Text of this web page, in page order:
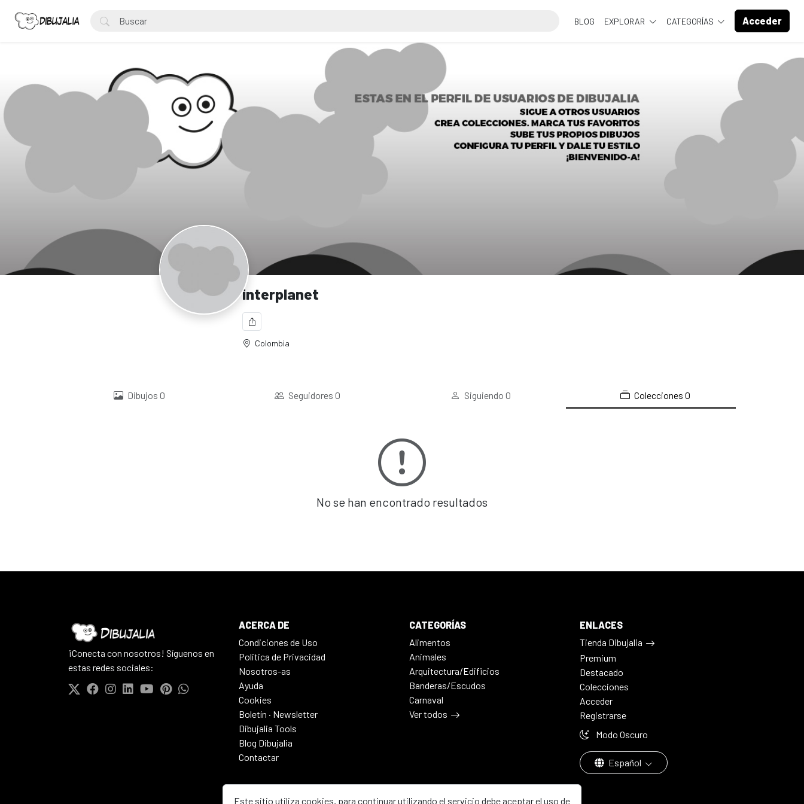
Este sitio utiliza cookies, para continuar utilizando el servicio debe aceptar el uso de
BLOG EXPLORAR CATEGORÍAS Acceder
interplanet
Colombia
Dibujos 0 Seguidores0 Siguiendo 0 Colecciones0
No se han encontrado resultados
¡Conecta con nosotros! Síguenos en
estas redes sociales:
ACERCA DE
Condiciones de Uso
Politica de Privacidad
Nosotros-as
Ayuda
Cookies
Boletín · Newsletter
Dibujalia Tools
Blog Dibujalia
Contactar
CATEGORÍAS
Alimentos
Animales
Arquitectura/Edificios
Banderas/Escudos
Carnaval
Ver todos
ENLACES
Tienda Dibujalia
Premium
Destacado
Colecciones
Acceder
Registrarse
Modo Oscuro
Español